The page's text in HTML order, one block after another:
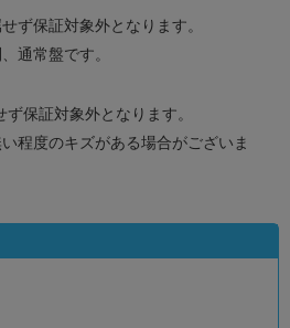
ず保証対象外となります。
通常盤です。
保証対象外となります。
程度のキズがある場合がございま